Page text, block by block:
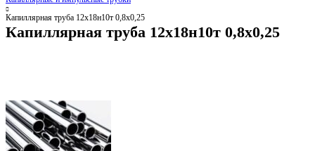
Капиллярная труба 12х18н10т 0,8х0,25
Капиллярная труба 12х18н10т 0,8х0,25